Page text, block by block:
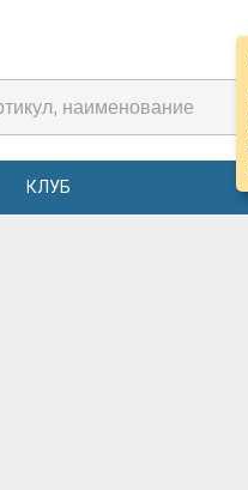
КЛУБ